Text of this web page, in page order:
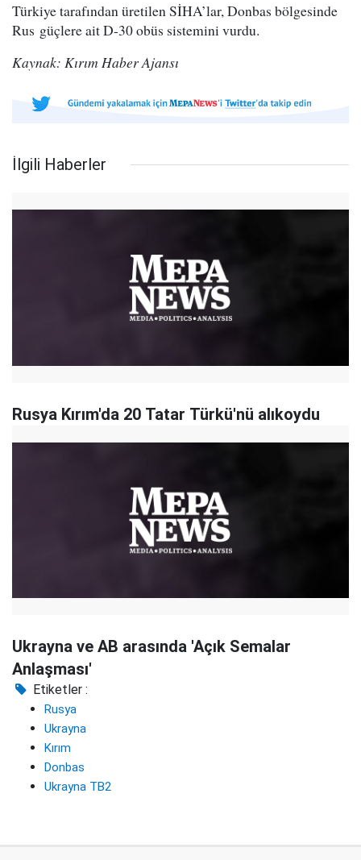
Türkiye tarafından üretilen SİHA’lar, Donbas bölgesinde
Rus güçlere ait D-30 obüs sistemini vurdu.
Kaynak: Kırım Haber Ajansı
İlgili Haberler
Rusya Kırım'da 20 Tatar Türkü'nü alıkoydu
Ukrayna ve AB arasında 'Açık Semalar
Anlaşması'
Etiketler :
Rusya
Ukrayna
Kırım
Donbas
Ukrayna TB2